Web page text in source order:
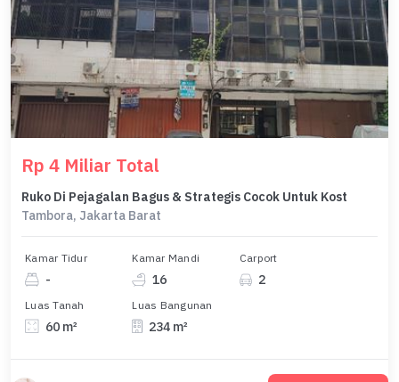
Rp 4 Miliar Total
Ruko Di Pejagalan Bagus & Strategis Cocok Untuk Kost
Tambora, Jakarta Barat
Kamar Tidur
-
Kamar Mandi
16
Carport
2
Luas Tanah
60 m²
Luas Bangunan
234 m²